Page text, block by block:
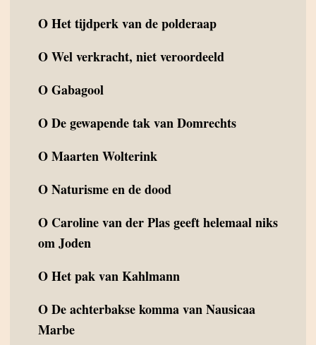
OHet tijdperk van de polderaap
OWel verkracht, niet veroordeeld
OGabagool
ODe gewapende tak van Domrechts
OMaarten Wolterink
ONaturisme en de dood
O Caroline van der Plas geeft helemaal niks
om Joden
OHet pak van Kahlmann
ODe achterbakse komma van Nausicaa
Marbe